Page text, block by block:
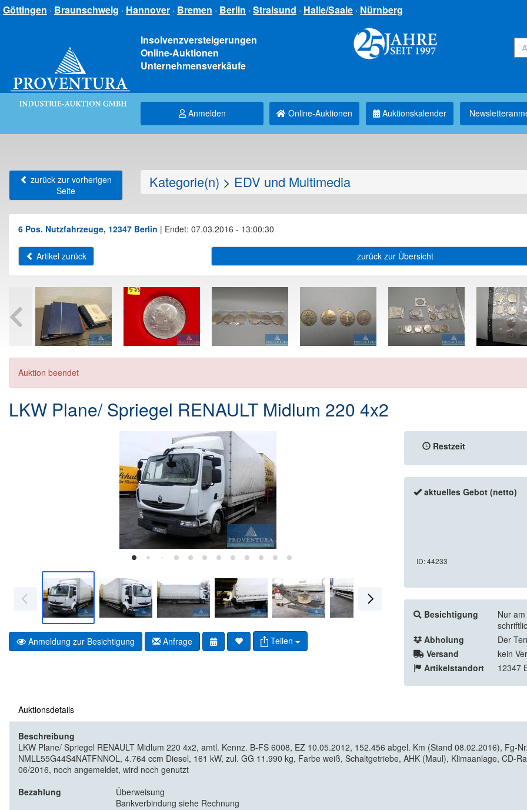
Göttingen · Braunschweig · Hannover · Bremen · Berlin · Stralsund · Halle/Saale · Nürnberg
Insolvenzversteigerungen
Online-Auktionen
Unternehmensverkäufe
Anmelden Online-Auktionen Auktionskalender
zurück zur vorherigen
Seite
Kategorie(n) > EDV und Multimedia
6 Pos. Nutzfahrzeuge, 12347 Berlin | Endet: 07.03.2016 - 13:00:30
Artikel zurück zurück zur Übersicht
Auktion beendet
LKW Plane/ Spriegel RENAULT Midlum 220 4x2
Anmeldung zur Besichtigung Anfrage Teilen
Restzeit
aktuelles Gebot (netto)
ID: 44233
Besichtigung
Nur
Abholung
Der
Versand
kein
Artikelstandort
12347
Auktionsdetails
Beschreibung
LKW Plane/ Spriegel RENAULT Midlum 220 4x2, amtl. Kennz. B-FS 6008, EZ 10.05.2012, 152.456 abgel. Km (Stand 08.02.2016), Fg-
NMLL55G44S4NATFNNOL, 4.764 ccm Diesel, 161 kW, zul. GG 11.990 kg, Farbe weiß, Schaltgetriebe, AHK (Maul), Klimaanlage, CD-
06/2016, noch angemeldet, wird noch genutzt
Bezahlung
Überweisung
Bankverbindung siehe Rechnung